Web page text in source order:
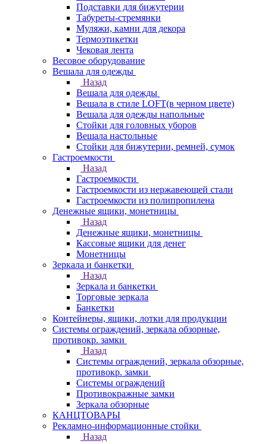
Подставки для бижутерии
Табуреты-стремянки
Муляжи, камни для декора
Термоэтикетки
Чековая лента
Весовое оборудование
Вешала для одежды
Назад
Вешала для одежды
Вешала в стиле LOFT(в черном цвете)
Вешала для одежды напольные
Стойки для головных уборов
Вешала настольные
Cтойки для бижутерии, ремней, сумок
Гастроемкости
Назад
Гастроемкости
Гастроемкости из нержавеющей стали
Гастроемкости из полипропилена
Денежные ящики, монетницы
Назад
Денежные ящики, монетницы
Кассовые ящики для денег
Монетницы
Зеркала и банкетки
Назад
Зеркала и банкетки
Торговые зеркала
Банкетки
Контейнеры, ящики, лотки для продукции
Системы ограждений, зеркала обзорные,
противокр. замки
Назад
Системы ограждений, зеркала обзорные,
противокр. замки
Системы ограждений
Противокражные замки
Зеркала обзорные
КАНЦТОВАРЫ
Рекламно-информационные стойки
Назад